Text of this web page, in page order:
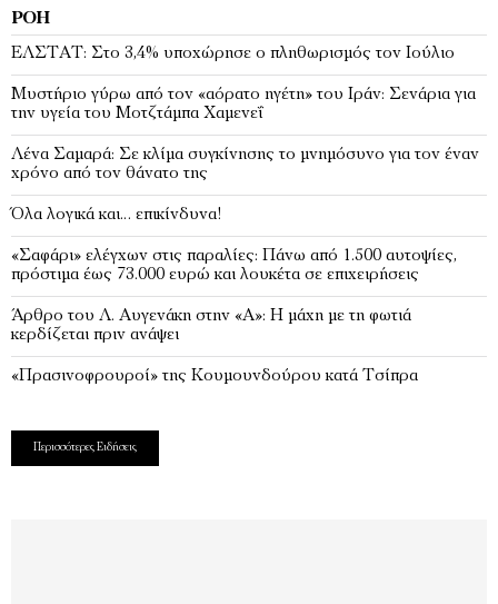
ΡΟΉ
EΛΣΤΑΤ: Στο 3,4% υποχώρησε ο πληθωρισμός τον Ιούλιο
Μυστήριο γύρω από τον «αόρατο ηγέτη» του Ιράν: Σενάρια για
την υγεία του Μοτζτάμπα Χαμενεΐ
Λένα Σαμαρά: Σε κλίμα συγκίνησης το μνημόσυνο για τον έναν
χρόνο από τον θάνατο της
Όλα λογικά και… επικίνδυνα!
«Σαφάρι» ελέγχων στις παραλίες: Πάνω από 1.500 αυτοψίες,
πρόστιμα έως 73.000 ευρώ και λουκέτα σε επιχειρήσεις
Άρθρο του Λ. Αυγενάκη στην «Α»: Η μάχη με τη φωτιά
κερδίζεται πριν ανάψει
«Πρασινοφρουροί» της Κουμουνδούρου κατά Τσίπρα
Περισσότερες Ειδήσεις